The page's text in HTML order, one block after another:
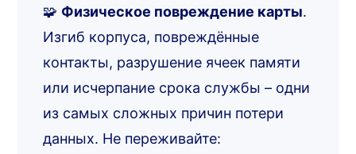
🧩 Физическое повреждение карты.
Изгиб корпуса, повреждённые
контакты, разрушение ячеек памяти
или исчерпание срока службы – одни
из самых сложных причин потери
данных. Не переживайте: